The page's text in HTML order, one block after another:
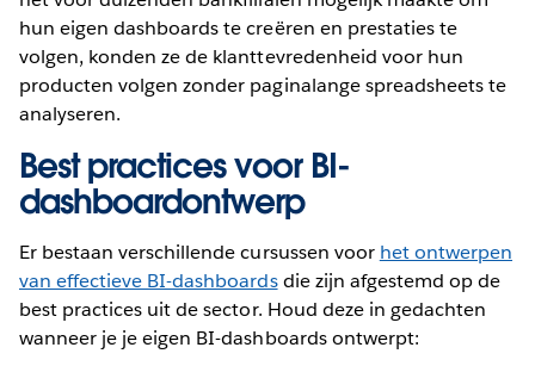
hun eigen dashboards te creëren en prestaties te
volgen, konden ze de klanttevredenheid voor hun
producten volgen zonder paginalange spreadsheets te
analyseren.
Best practices voor BI-
dashboardontwerp
Er bestaan verschillende cursussen voor het ontwerpen
van effectieve BI-dashboardsdie zijn afgestemd op de
best practices uit de sector. Houd deze in gedachten
wanneer je je eigen BI-dashboards ontwerpt: